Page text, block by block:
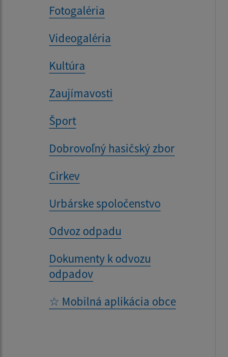
Fotogaléria
Videogaléria
Kultúra
Zaujímavosti
Šport
Dobrovoľný hasičský zbor
Cirkev
Urbárske spoločenstvo
Odvoz odpadu
Dokumenty k odvozu
odpadov
☆ Mobilná aplikácia obce